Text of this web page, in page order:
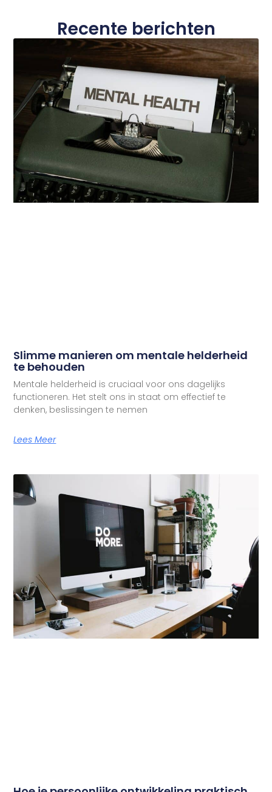
Recente berichten
Slimme manieren om mentale helderheid
te behouden
Mentale helderheid is cruciaal voor ons dagelijks
functioneren. Het stelt ons in staat om effectief te
denken, beslissingen te nemen
Lees Meer